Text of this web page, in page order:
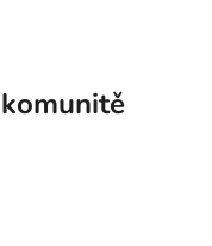
komunitě